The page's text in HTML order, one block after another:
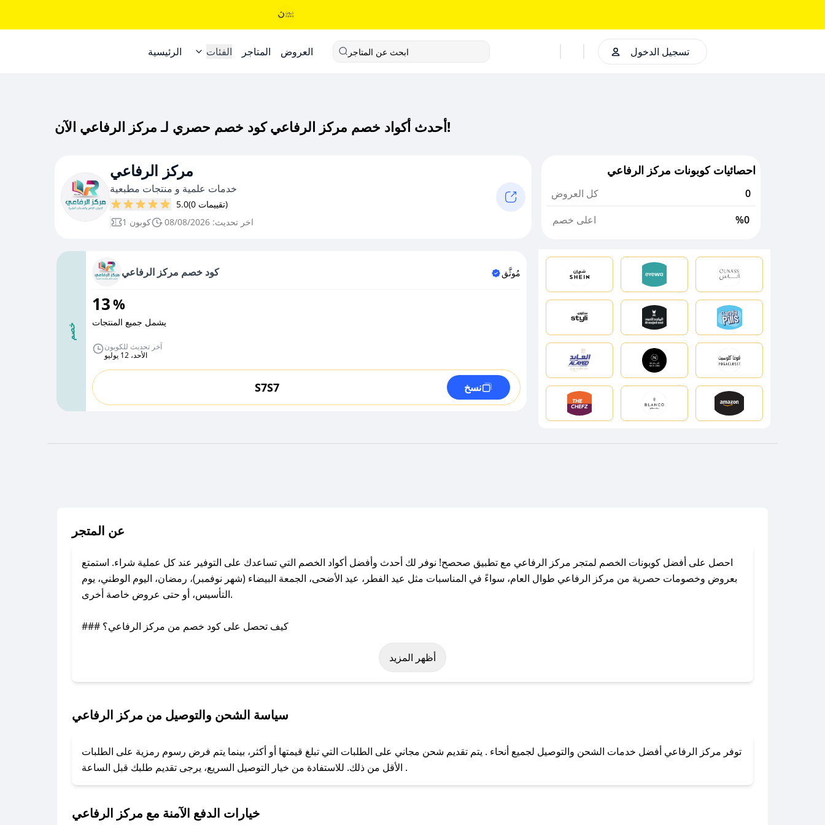
الرئيسية الفئات المتاجر العروض ابحث عن المتاجر تسجيل الدخول
أحدث أكواد خصم مركز الرفاعي كود خصم حصري لـ مركز الرفاعي الآن!
مركز الرفاعي
خدمات علمية و منتجات مطبعية
5.0
(0 تقييمات)
1 كوبون
اخر تحديث: 08/08/2026
احصائيات كوبونات مركز الرفاعي
كل العروض
0
اعلى خصم
%0
خصم
كود خصم مركز الرفاعي مُوثَّق
13%
يشمل جميع المنتجات
آخر تحديث للكوبون
الأحد، 12 يوليو
S7S7 نسخ
عن المتجر
احصل على أفضل كوبونات الخصم لمتجر مركز الرفاعي مع تطبيق صحصح! نوفر لك أحدث وأفضل أكواد الخصم التي تساعدك على التوفير عند كل عملية شراء. استمتع
بعروض وخصومات حصرية من مركز الرفاعي طوال العام، سواءً في المناسبات مثل عيد الفطر، عيد الأضحى، الجمعة البيضاء (شهر نوفمبر)، رمضان، اليوم الوطني، يوم
التأسيس، أو حتى عروض خاصة أخرى.
### كيف تحصل على كود خصم من مركز الرفاعي؟
باستخدام تطبيق صحصح، يمكنك العثور بسهولة على كود خصم مركز الرفاعي. وفي حال عدم توفر الكوبون، تواصل معنا عبر تويتر أو البريد الإلكتروني لإضافته بسرعة.
لا تقلق! يمكنك التواصل مع فريق دعم صحصح عبر الرسائل الخاصة على تويتر أو البريد الإلكتروني، وسنقوم بحل المشكلة في أسرع وقت ممكن.
### ماذا أفعل إذا لم أجد كود خصم لمتجري المفضل؟
أظهر المزيد
سياسة الشحن والتوصيل من مركز الرفاعي
توفر مركز الرفاعي أفضل خدمات الشحن والتوصيل لجميع أنحاء . يتم تقديم شحن مجاني على الطلبات التي تبلغ قيمتها أو أكثر، بينما يتم فرض رسوم رمزية على الطلبات
الأقل من ذلك. للاستفادة من خيار التوصيل السريع، يرجى تقديم طلبك قبل الساعة .
خيارات الدفع الآمنة مع مركز الرفاعي